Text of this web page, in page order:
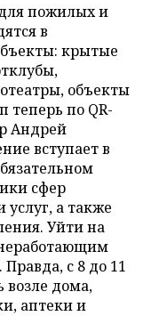
пожилых и
в
крытые
объекты
теперь по QR-
Андрей
вступает в
сфер
услуг, а также
Уйти на
с 8 до 11
возле дома,
аптеки и